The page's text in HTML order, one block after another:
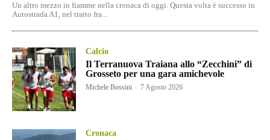
Un altro mezzo in fiamme nella cronaca di oggi. Questa volta è successo in
Autostrada A1, nel tratto fra...
Calcio
Il Terranuova Traiana allo “Zecchini” di
Grosseto per una gara amichevole
Michele Bossini - 7 Agosto 2026
Cronaca